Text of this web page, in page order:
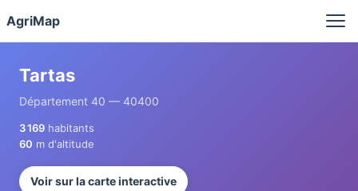
AgriMap
Tartas
Département 40 — 40400
3 169 habitants
60 m d'altitude
Voir sur la carte interactive